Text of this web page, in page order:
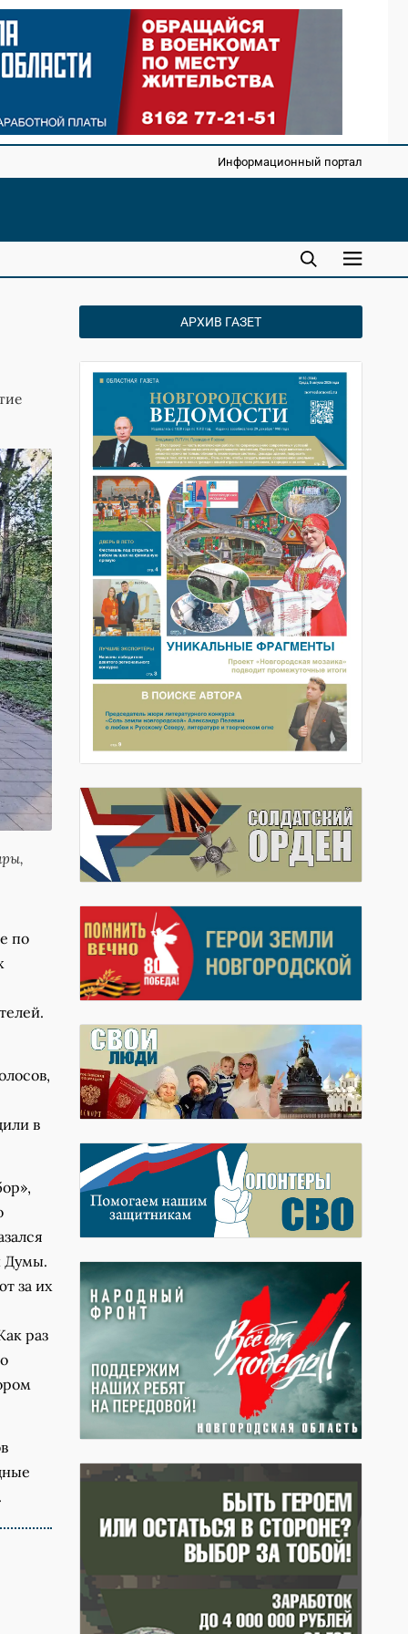
Информационный портал
по
в
Думы.
за их
раз
АРХИВ ГАЗЕТ